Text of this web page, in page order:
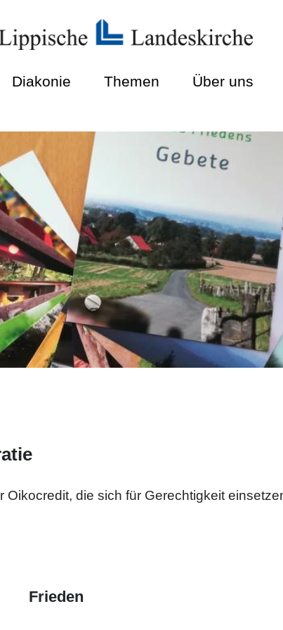
Diakonie Themen Über uns
Oikocredit, die sich für Gerechtigkeit
Frieden